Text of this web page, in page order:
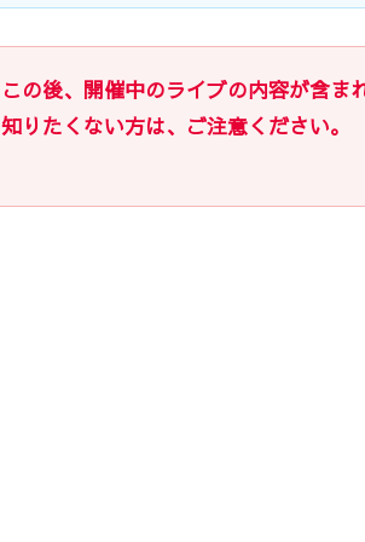
この後、開催中のライブの内容が含ま
知りたくない方は、ご注意ください。